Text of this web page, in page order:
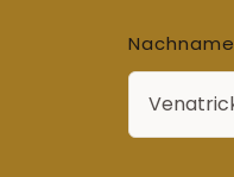
Nachname